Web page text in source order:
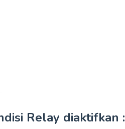
Relay diaktifkan :